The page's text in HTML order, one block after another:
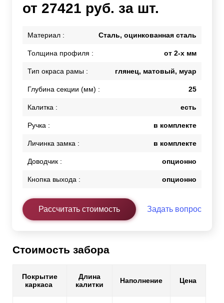
от 27421 руб. за шт.
Материал : Сталь, оцинкованная сталь
Толщина профиля : от 2-х мм
Тип окраса рамы : глянец, матовый, муар
Глубина секции (мм) : 25
Калитка : есть
Ручка : в комплекте
Личинка замка : в комплекте
Доводчик : опционно
Кнопка выхода : опционно
Рассчитать стоимость Задать вопрос
Стоимость забора
Покрытие
каркаса
Длина
калитки
Наполнение Цена